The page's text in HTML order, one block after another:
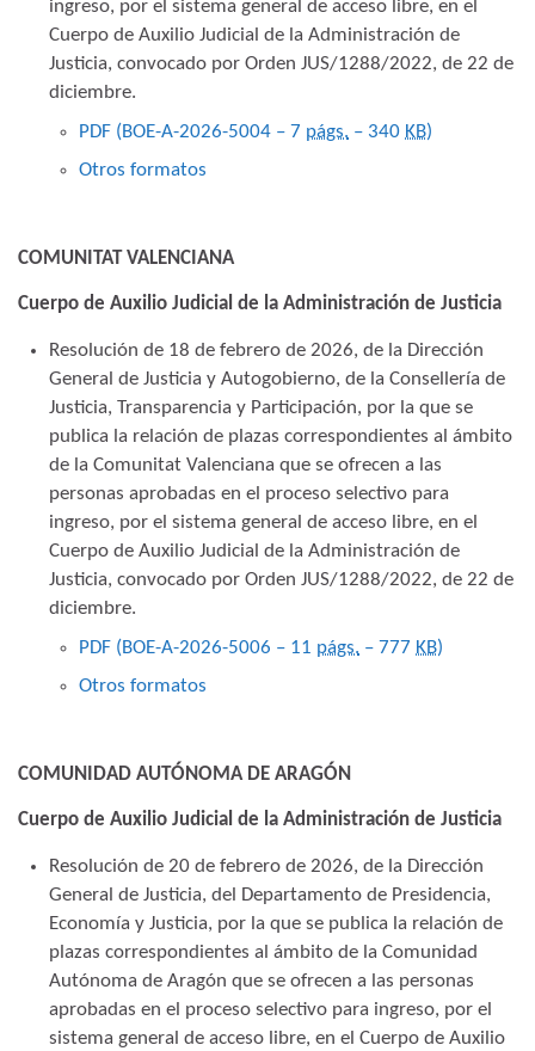
ingreso, por el sistema general de acceso libre, en el
Cuerpo de Auxilio Judicial de la Administración de
Justicia, convocado por Orden JUS/1288/2022, de 22 de
diciembre.
PDF (BOE-A-2026-5004 – 7 págs. – 340 KB)
Otros formatos
COMUNITAT VALENCIANA
Cuerpo de Auxilio Judicial de la Administración de Justicia
Resolución de 18 de febrero de 2026, de la Dirección
General de Justicia y Autogobierno, de la Consellería de
Justicia, Transparencia y Participación, por la que se
publica la relación de plazas correspondientes al ámbito
de la Comunitat Valenciana que se ofrecen a las
personas aprobadas en el proceso selectivo para
ingreso, por el sistema general de acceso libre, en el
Cuerpo de Auxilio Judicial de la Administración de
Justicia, convocado por Orden JUS/1288/2022, de 22 de
diciembre.
PDF (BOE-A-2026-5006 – 11 págs. – 777 KB)
Otros formatos
COMUNIDAD AUTÓNOMA DE ARAGÓN
Cuerpo de Auxilio Judicial de la Administración de Justicia
Resolución de 20 de febrero de 2026, de la Dirección
General de Justicia, del Departamento de Presidencia,
Economía y Justicia, por la que se publica la relación de
plazas correspondientes al ámbito de la Comunidad
Autónoma de Aragón que se ofrecen a las personas
aprobadas en el proceso selectivo para ingreso, por el
sistema general de acceso libre, en el Cuerpo de Auxilio